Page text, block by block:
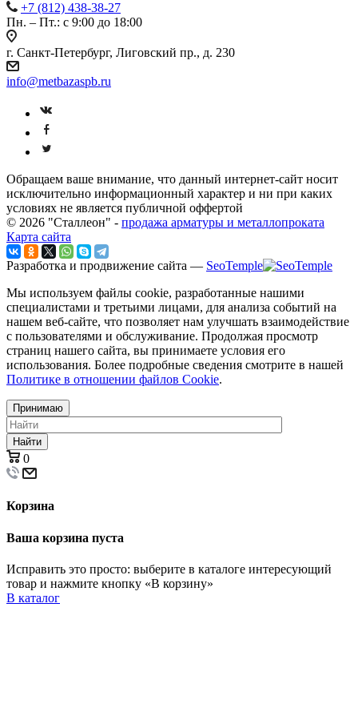
+7 (812) 438-38-27
Пн. – Пт.: с 9:00 до 18:00
г. Санкт-Петербург, Лиговский пр., д. 230
info@metbazaspb.ru
Обращаем ваше внимание, что данный интернет-сайт носит
исключительно информационный характер и ни при каких
условиях не является публичной оффертой
© 2026 "Сталлеон" - продажа арматуры и металлопроката
Карта сайта
Разработка и продвижение сайта — SeoTemple
Мы используем файлы cookie, разработанные нашими
специалистами и третьими лицами, для анализа событий на
нашем веб-сайте, что позволяет нам улучшать взаимодействие
с пользователями и обслуживание. Продолжая просмотр
страниц нашего сайта, вы принимаете условия его
использования. Более подробные сведения смотрите в нашей
Политике в отношении файлов Cookie.
Принимаю
Найти
0
Корзина
Ваша корзина пуста
Исправить это просто: выберите в каталоге интересующий
товар и нажмите кнопку «В корзину»
В каталог